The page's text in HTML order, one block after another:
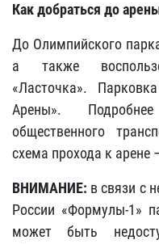
Как добраться до
До Олимпийского
а также
«Ласточка».
Арены».
общественного
схема прохода к арене
ВНИМАНИЕ: в связи с
России «Формулы-1»
может быть